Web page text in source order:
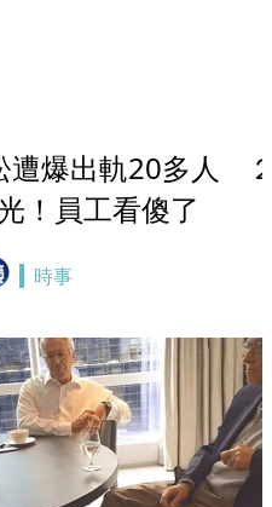
遭爆出軌20多人
！員工看傻了
時事